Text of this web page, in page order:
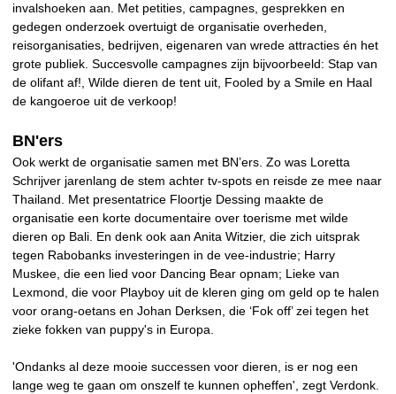
invalshoeken aan. Met petities, campagnes, gesprekken en
gedegen onderzoek overtuigt de organisatie overheden,
reisorganisaties, bedrijven, eigenaren van wrede attracties én het
grote publiek. Succesvolle campagnes zijn bijvoorbeeld: Stap van
de olifant af!, Wilde dieren de tent uit, Fooled by a Smile en Haal
de kangoeroe uit de verkoop!
BN'ers
Ook werkt de organisatie samen met BN’ers. Zo was Loretta
Schrijver jarenlang de stem achter tv-spots en reisde ze mee naar
Thailand. Met presentatrice Floortje Dessing maakte de
organisatie een korte documentaire over toerisme met wilde
dieren op Bali. En denk ook aan Anita Witzier, die zich uitsprak
tegen Rabobanks investeringen in de vee-industrie; Harry
Muskee, die een lied voor Dancing Bear opnam; Lieke van
Lexmond, die voor Playboy uit de kleren ging om geld op te halen
voor orang-oetans en Johan Derksen, die ‘Fok off’ zei tegen het
zieke fokken van puppy's in Europa.
'Ondanks al deze mooie successen voor dieren, is er nog een
lange weg te gaan om onszelf te kunnen opheffen', zegt Verdonk.